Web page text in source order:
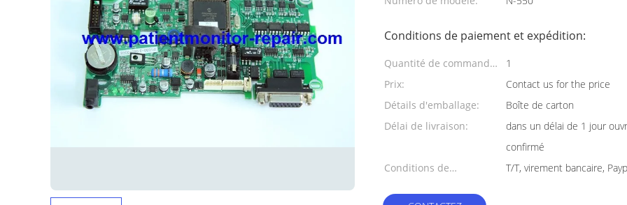
Conditions de paiement et expédition:
Quantité de commande
min:
1
Prix:
Contact us for the price
Détails d'emballage:
Boîte de carton
Délai de livraison:
dans un délai de 1 jour
confirmé
Conditions de
T/T, virement bancaire,